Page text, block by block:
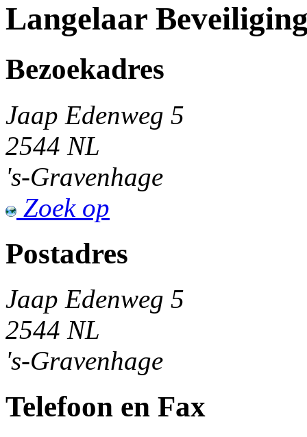
Langelaar
Bezoekadres
Jaap Edenweg 5
2544 NL
's-Gravenhage
Zoek op
Postadres
Jaap Edenweg 5
2544 NL
's-Gravenhage
Telefoon en Fax